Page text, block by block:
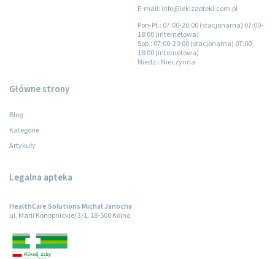
E-mail: info@lekizapteki.com.pl
Pon-Pt.: 07:00-20:00 (stacjonarna) 07:00-
18:00 (internetowa)
Sob.: 07:00-20:00 (stacjonarna) 07:00-
18:00 (internetowa)
Niedz.: Nieczynna
Główne strony
Blog
Kategorie
Artykuły
Legalna apteka
HealthCare Solutions Michał Janocha
ul. Marii Konopnickiej 3/1, 18-500 Kolno